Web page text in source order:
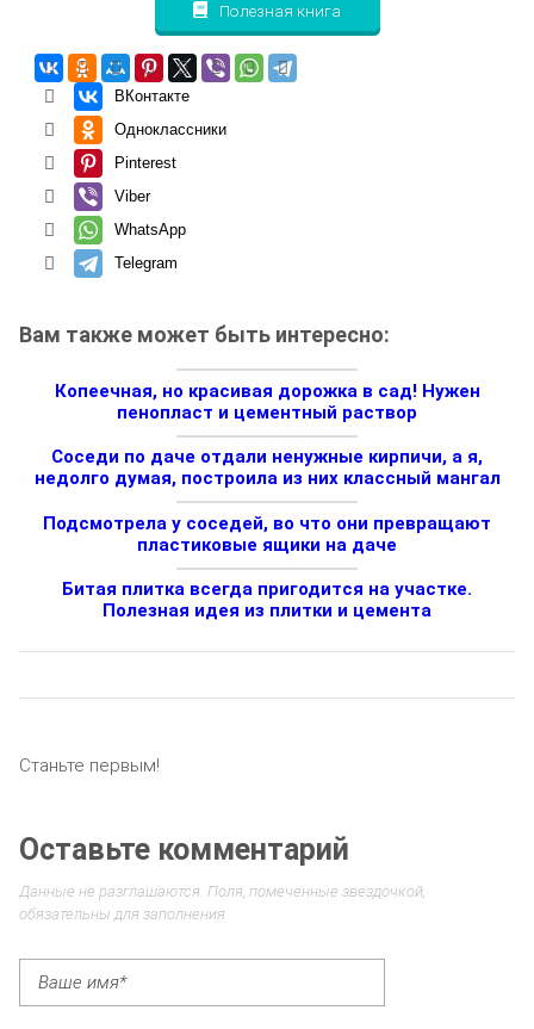
Полезная книга
ВКонтакте
Одноклассники
Pinterest
Viber
WhatsApp
Telegram
Вам также может быть интересно:
Копеечная, но красивая дорожка в сад! Нужен
пенопласт и цементный раствор
Соседи по даче отдали ненужные кирпичи, а я,
недолго думая, построила из них классный мангал
Подсмотрела у соседей, во что они превращают
пластиковые ящики на даче
Битая плитка всегда пригодится на участке.
Полезная идея из плитки и цемента
Станьте первым!
Оставьте комментарий
Данные не разглашаются. Поля, помеченные звездочкой,
обязательны для заполнения